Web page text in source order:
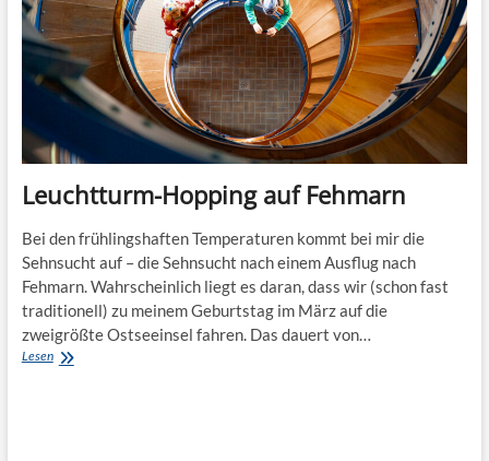
Leuchtturm-Hopping auf Fehmarn
Bei den frühlingshaften Temperaturen kommt bei mir die
Sehnsucht auf – die Sehnsucht nach einem Ausflug nach
Fehmarn. Wahrscheinlich liegt es daran, dass wir (schon fast
traditionell) zu meinem Geburtstag im März auf die
zweigrößte Ostseeinsel fahren. Das dauert von…
LesenLeuchtturm-